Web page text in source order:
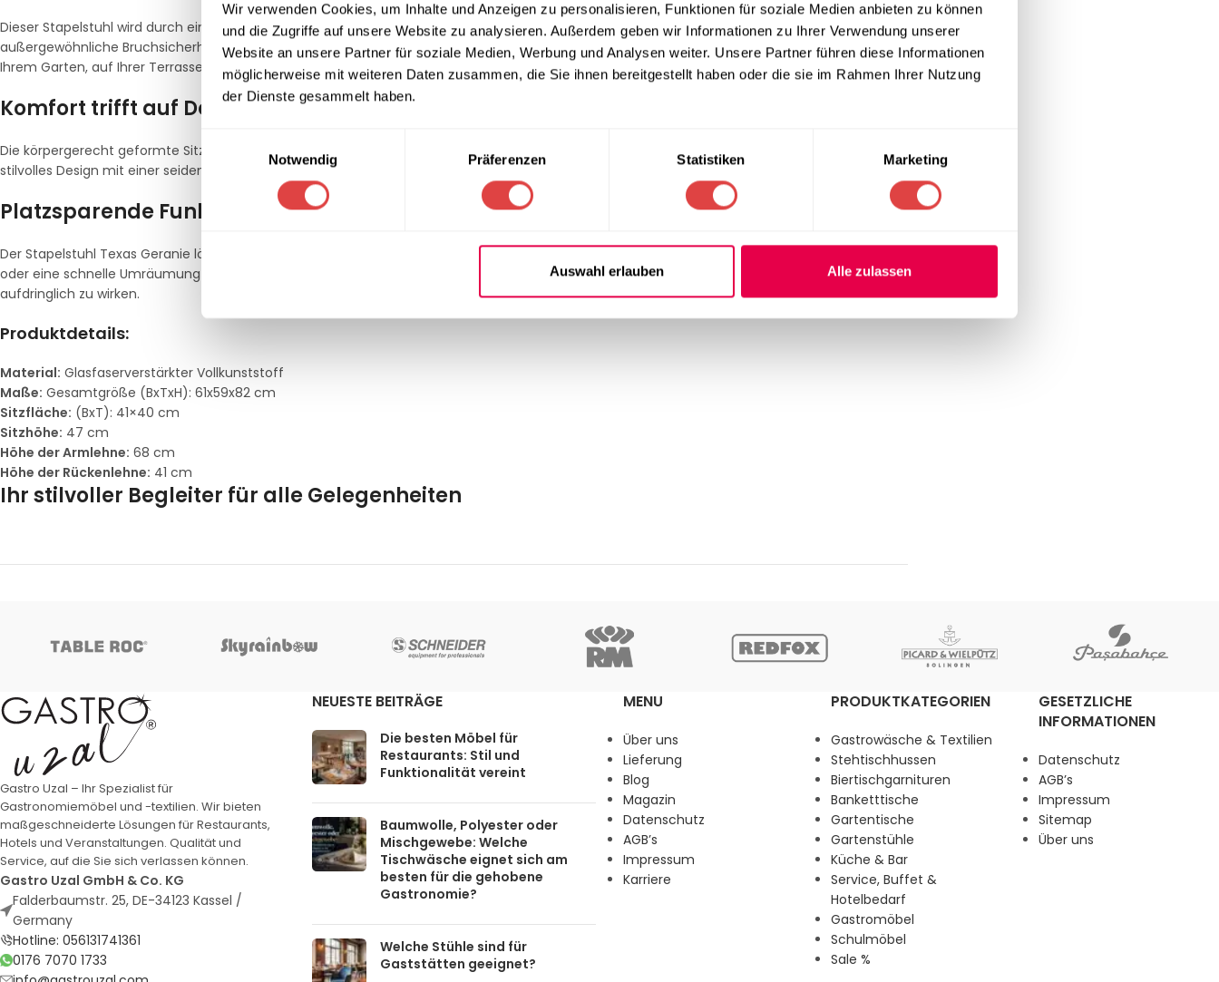
Wir verwenden Cookies, um Inhalte und Anzeigen zu personalisieren, Funktionen für soziale Medien anbieten zu können
und die Zugriffe auf unsere Website zu analysieren. Außerdem geben wir Informationen zu Ihrer Verwendung unserer
Website an unsere Partner für soziale Medien, Werbung und Analysen weiter. Unsere Partner führen diese Informationen
möglicherweise mit weiteren Daten zusammen, die Sie ihnen bereitgestellt haben oder die sie im Rahmen Ihrer Nutzung
der Dienste gesammelt haben.
Notwendig
Präferenzen Statistiken Marketing
Auswahl erlauben Alle zulassen
Dieser Stapelstuhl wird durch ein innovatives Herstellungsverfahren aus glasfaserverstärktem Vollkunststoff gefertigt, das ihm eine
außergewöhnliche Bruchsicherheit verleiht. Außerdem ist er absolut wetterfest, was ihn perfekt für den Einsatz im Freien macht, sei es in
Ihrem Garten, auf Ihrer Terrasse oder in einem Café.
Komfort trifft auf Design
Die körpergerecht geformte Sitzschale des Stapelstuhls sorgt für ein besonders bequemes Sitzerlebnis, selbst über längere Zeiträume. Sein
stilvolles Design mit einer seidenmatten Oberfläche ist in vier trendigen Farben erhältlich, die sich nahtlos in jede Umgebung einfügen.
Platzsparende Funktionalität
Der Stapelstuhl Texas Geranie lässt sich einfach stapeln und verstauen, was ihn besonders praktisch macht, wenn Sie mehr Platz benötigen
oder eine schnelle Umräumung vornehmen möchten. Mit seinen Maßen von 61x59x82 cm integriert er sich leicht in jede Umgebung, ohne
aufdringlich zu wirken.
Produktdetails:
Material: Glasfaserverstärkter Vollkunststoff
Maße: Gesamtgröße (BxTxH): 61x59x82 cm
Sitzfläche: (BxT): 41×40 cm
Sitzhöhe: 47 cm
Höhe der Armlehne: 68 cm
Höhe der Rückenlehne: 41 cm
Ihr stilvoller Begleiter für alle Gelegenheiten
Gastro Uzal – Ihr Spezialist für
Gastronomiemöbel und -textilien. Wir bieten
maßgeschneiderte Lösungen für Restaurants,
Hotels und Veranstaltungen. Qualität und
Service, auf die Sie sich verlassen können.
Gastro Uzal GmbH & Co. KG
Falderbaumstr. 25, DE-34123 Kassel /
Germany
Hotline: 056131741361
0176 7070 1733
NEUESTE BEITRÄGE
Die besten Möbel für
Restaurants: Stil und
Funktionalität vereint
Baumwolle, Polyester oder
Mischgewebe: Welche
Tischwäsche eignet sich am
besten für die gehobene
Gastronomie?
Welche Stühle sind für
Gaststätten geeignet?
MENU
Über uns
Lieferung
Blog
Magazin
Datenschutz
AGB’s
Impressum
Karriere
PRODUKTKATEGORIEN
Gastrowäsche & Textilien
Stehtischhussen
Biertischgarnituren
Banketttische
Gartentische
Gartenstühle
Küche & Bar
Service, Buffet &
Hotelbedarf
Gastromöbel
Schulmöbel
Sale %
GESETZLICHE
INFORMATIONEN
Datenschutz
AGB’s
Impressum
Sitemap
Über uns